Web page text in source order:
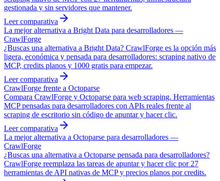
gestionada y sin servidores que mantener.
Leer comparativa
La mejor alternativa a Bright Data para desarrolladores —
CrawlForge
¿Buscas una alternativa a Bright Data? CrawlForge es la opción más
ligera, económica y pensada para desarrolladores: scraping nativo de
MCP, credits planos y 1000 gratis para empezar.
Leer comparativa
CrawlForge frente a Octoparse
Compara CrawlForge y Octoparse para web scraping. Herramientas
MCP pensadas para desarrolladores con APIs reales frente al
scraping de escritorio sin código de apuntar y hacer clic.
Leer comparativa
La mejor alternativa a Octoparse para desarrolladores —
CrawlForge
¿Buscas una alternativa a Octoparse pensada para desarrolladores?
CrawlForge reemplaza las tareas de apuntar y hacer clic por 27
herramientas de API nativas de MCP y precios planos por credits.